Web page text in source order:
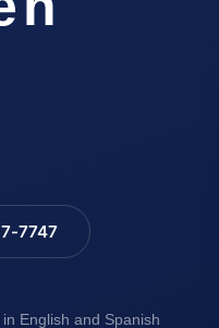
7747
English and Spanish